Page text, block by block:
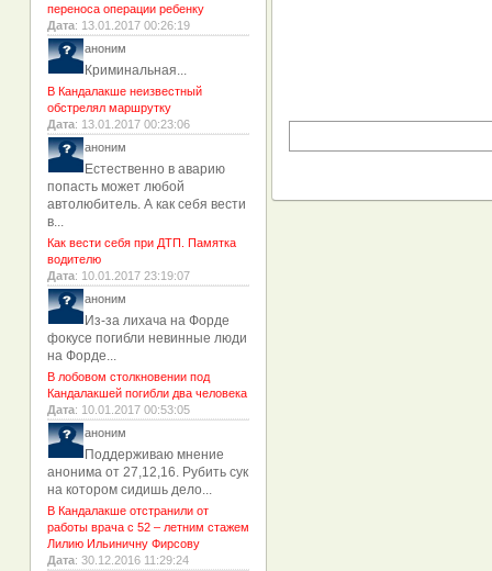
переноса операции ребенку
Дата: 13.01.2017 00:26:19
аноним
Криминальная...
В Кандалакше неизвестный
обстрелял маршрутку
Дата: 13.01.2017 00:23:06
аноним
Естественно в аварию
попасть может любой
автолюбитель. А как себя вести
в...
Как вести себя при ДТП. Памятка
водителю
Дата: 10.01.2017 23:19:07
аноним
Из-за лихача на Форде
фокусе погибли невинные люди
на Форде...
В лобовом столкновении под
Кандалакшей погибли два человека
Дата: 10.01.2017 00:53:05
аноним
Поддерживаю мнение
анонима от 27,12,16. Рубить сук
на котором сидишь дело...
В Кандалакше отстранили от
работы врача с 52 – летним стажем
Лилию Ильиничну Фирсову
Дата: 30.12.2016 11:29:24